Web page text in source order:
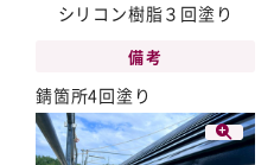
シリコン樹脂３回塗り
備考
錆箇所4回塗り